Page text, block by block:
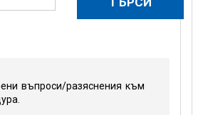
въпроси/разяснения към